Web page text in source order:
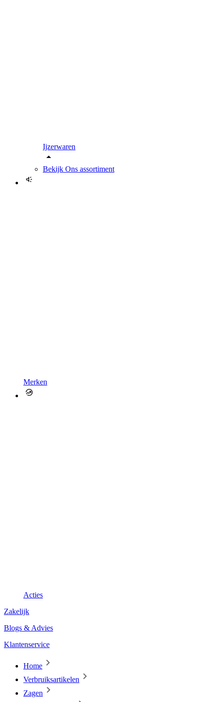
Ijzerwaren
Bekijk Ons assortiment
Merken
Acties
Zakelijk
Blogs & Advies
Klantenservice
Home
Verbruiksartikelen
Zagen